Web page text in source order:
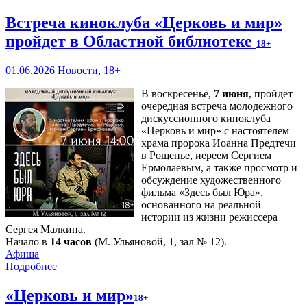
Встреча киноклуба «Церковь и мир»
пройдет в Областной библиотеке 18+
01.06.2026 Новости, 18+
В воскресенье, 7 июня, пройдет
очередная встреча молодежного
дискуссионного киноклуба
«Церковь и мир» с настоятелем
храма пророка Иоанна Предтечи
в Рощенье, иереем Сергием
Ермолаевым, а также просмотр и
обсуждение художественного
фильма «Здесь был Юра»,
основанного на реальной
истории из жизни режиссера
Сергея Малкина.
Начало в 14 часов (М. Ульяновой, 1, зал № 12).
Афиша
Подробнее
«Церковь и мир»18+